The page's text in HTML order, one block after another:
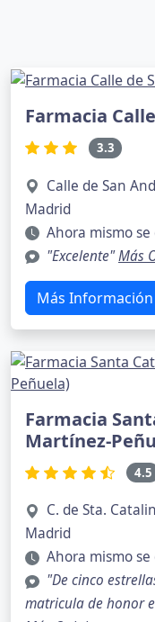
Farmacia
3.3
Calle de San
Madrid
Ahora mismo
"Excelente"Más
Más Información
Farmacia
Martínez-
4.5
C. de Sta.
Madrid
Ahora mismo
"De cinco
matricula de honor